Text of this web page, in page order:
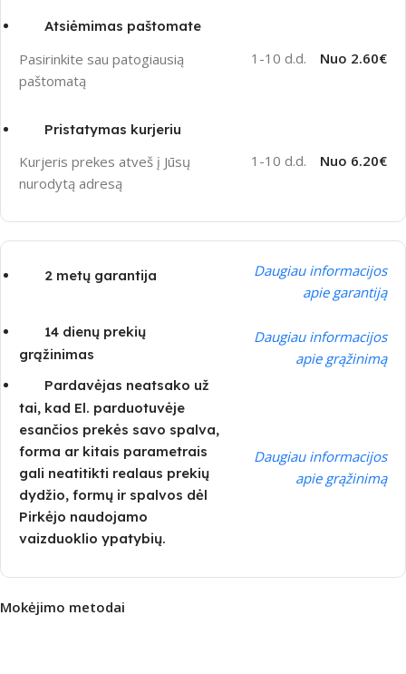
Atsiėmimas paštomate
Pasirinkite sau patogiausią
paštomatą
1-10 d.d. Nuo 2.60€
Pristatymas kurjeriu
Kurjeris prekes atveš į Jūsų
nurodytą adresą
1-10 d.d. Nuo 6.20€
2 metų garantija
Daugiau informacijos
apie garantiją
14 dienų prekių
grąžinimas
Daugiau informacijos
apie grąžinimą
Pardavėjas neatsako už
tai, kad El. parduotuvėje
esančios prekės savo spalva,
forma ar kitais parametrais
gali neatitikti realaus prekių
dydžio, formų ir spalvos dėl
Pirkėjo naudojamo
vaizduoklio ypatybių.
Daugiau informacijos
apie grąžinimą
Mokėjimo metodai